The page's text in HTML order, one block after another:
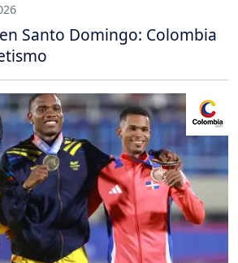
Santo Domingo: Colombia